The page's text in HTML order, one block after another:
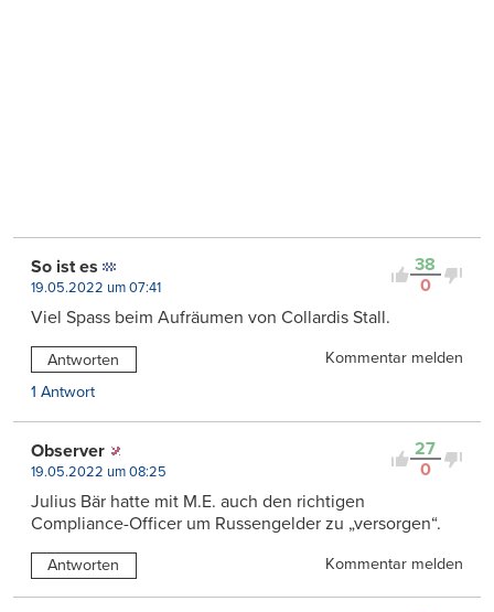
38
0
So ist es
19.05.2022 um 07:41
Viel Spass beim Aufräumen von Collardis Stall.
Antworten
Kommentar melden
1 Antwort
27
0
Observer
19.05.2022 um 08:25
Julius Bär hatte mit M.E. auch den richtigen
Compliance-Officer um Russengelder zu „versorgen“.
Antworten Kommentar melden